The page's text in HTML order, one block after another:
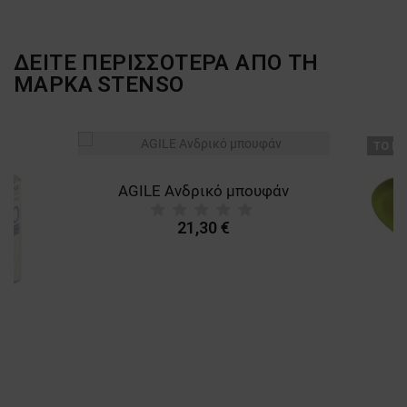
ΔΕΙΤΕ ΠΕΡΙΣΣΟΤΕΡΑ ΑΠΟ ΤΗ
ΜΑΡΚΑ STENSO
AGILE Ανδρικό μπουφάν
21,30 €